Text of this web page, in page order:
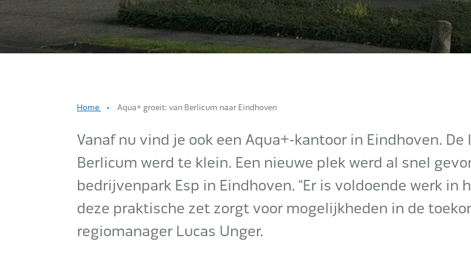
Home Aqua+ groeit: van Berlicum naar Eindhoven
Vanaf nu vind je ook een Aqua+-kantoor in Eindhoven. De
Berlicum werd te klein. Een nieuwe plek werd al snel
bedrijvenpark Esp in Eindhoven. “Er is voldoende werk in
deze praktische zet zorgt voor mogelijkheden in de
regiomanager Lucas Unger.